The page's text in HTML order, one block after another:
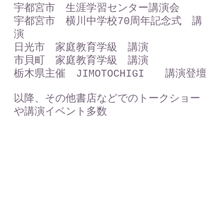
宇都宮市 生涯学習センター講演会
宇都宮市 横川中学校70周年記念式 講
演
日光市 家庭教育学級 講演
市貝町 家庭教育学級 講演
​栃木県主催 JIMOTOCHIGI 講演登壇
以降、その他書店などでのトークショー
や講演イベント多数